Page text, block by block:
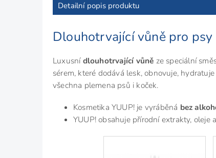
Detailní popis produktu
Dlouhotrvající vůně pro psy
Luxusnídlouhotrvající vůně ze speciální
sérem, které dodává lesk, obnovuje,
všechna plemena psů i koček.
Kosmetika YUUP! je vyráběná bez
YUUP! obsahuje přírodní extrakty, oleje